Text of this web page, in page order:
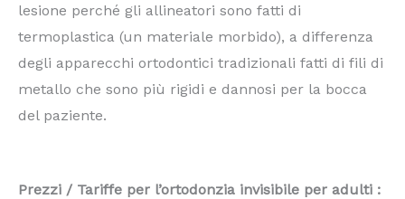
lesione perché gli allineatori sono fatti di
termoplastica (un materiale morbido), a differenza
degli apparecchi ortodontici tradizionali fatti di fili di
metallo che sono più rigidi e dannosi per la bocca
del paziente.
Prezzi / Tariffe per l’ortodonzia invisibile per adulti :